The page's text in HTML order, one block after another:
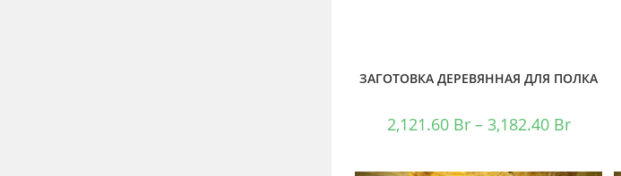
ЗАГОТОВКА ДЕРЕВЯННАЯ ДЛЯ ПОЛКА
2,121.60 Br – 3,182.40 Br